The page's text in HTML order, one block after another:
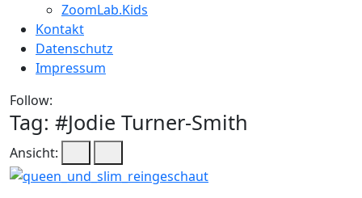
ZoomLab.Kids
Kontakt
Datenschutz
Impressum
Follow:
Tag: #Jodie Turner-Smith
Ansicht: